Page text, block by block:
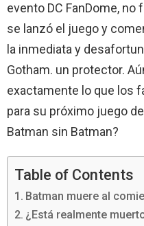
evento DC FanDome,
se lanzó el juego y
la inmediata y
Gotham. un protector.
exactamente lo que los
para su próximo juego
Batman sin Batman?
Table of Contents
Batman muere al
¿Está realmente